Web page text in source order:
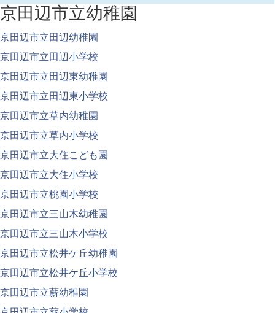
京田辺市立幼稚園
京田辺市立田辺幼稚園
京田辺市立田辺小学校
京田辺市立田辺東幼稚園
京田辺市立田辺東小学校
京田辺市立草内幼稚園
京田辺市立草内小学校
京田辺市立大住こども園
京田辺市立大住小学校
京田辺市立桃園小学校
京田辺市立三山木幼稚園
京田辺市立三山木小学校
京田辺市立松井ケ丘幼稚園
京田辺市立松井ケ丘小学校
京田辺市立薪幼稚園